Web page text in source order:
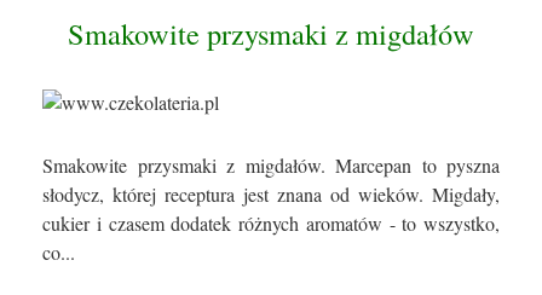
Smakowite przysmaki z migdałów
Smakowite przysmaki z migdałów. Marcepan to pyszna
słodycz, której receptura jest znana od wieków. Migdały,
cukier i czasem dodatek różnych aromatów - to wszystko,
co...